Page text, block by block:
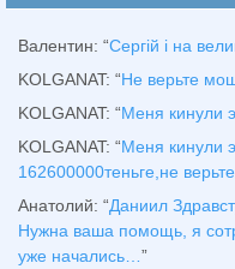
Валентин: “Сергій і на
KOLGANAT: “Не верьте
KOLGANAT: “Меня кинули
KOLGANAT: “Меня кинули
162600000теньге,не
Анатолий: “Даниил
Нужна ваша помощь, я
уже начались…”